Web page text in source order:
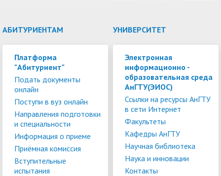
АБИТУРИЕНТАМ
Платформа
"Абитуриент"
Подать документы
онлайн
Поступи в вуз онлайн
Направления подготовки
и специальности
Информация о приеме
Приёмная комиссия
Вступительные
испытания
УНИВЕРСИТЕТ
Электронная
информационно -
образовательная среда
АнГТУ(ЭИОС)
Ссылки на ресурсы АнГТУ
в сети Интернет
Факультеты
Кафедры АнГТУ
Научная библиотека
Наука и инновации
Контакты